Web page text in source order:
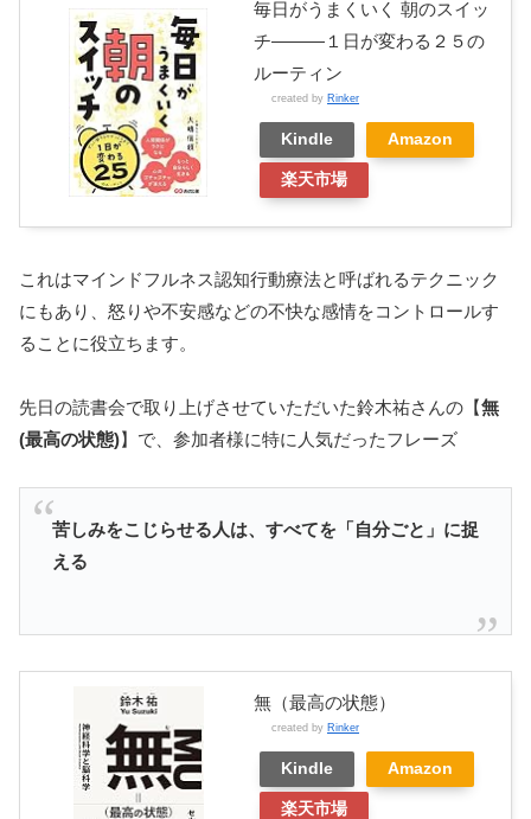
毎日がうまくいく 朝のスイッ
チ―――１日が変わる２５の
ルーティン
created by Rinker
Kindle Amazon
楽天市場
これはマインドフルネス認知行動療法と呼ばれるテクニック
にもあり、怒りや不安感などの不快な感情をコントロールす
ることに役立ちます。
先日の読書会で取り上げさせていただいた鈴木祐さんの【無
(最高の状態)】で、参加者様に特に人気だったフレーズ
苦しみをこじらせる人は、すべてを「自分ごと」に捉
える
無（最高の状態）
created by Rinker
Kindle Amazon
楽天市場